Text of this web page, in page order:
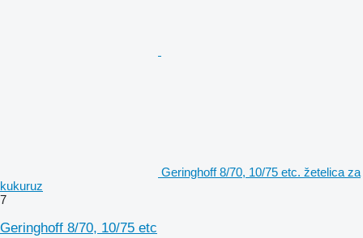
Geringhoff 8/70, 10/75 etc. žetelica za
kukuruz
7
Geringhoff 8/70, 10/75 etc